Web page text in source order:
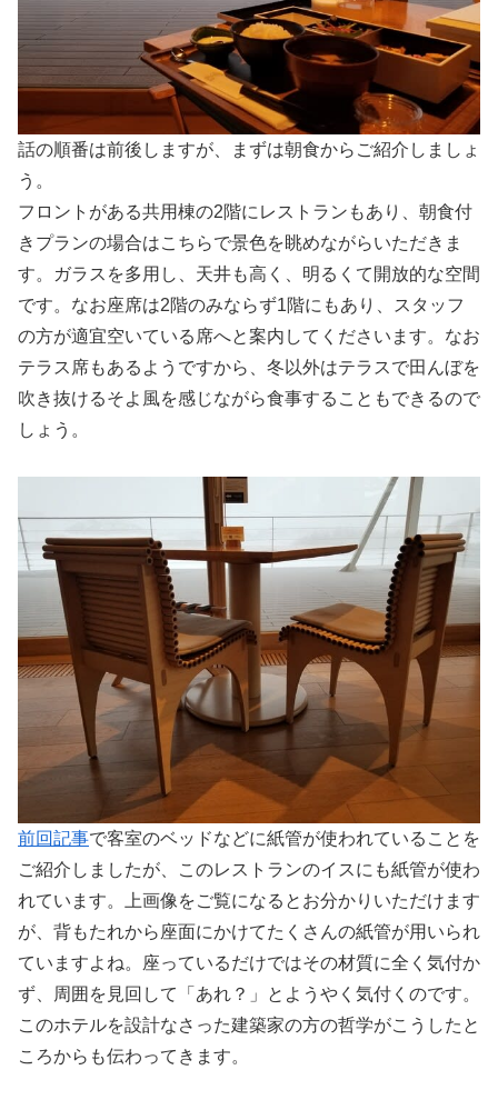
話の順番は前後しますが、まずは朝食からご紹介しましょ
う。
フロントがある共用棟の2階にレストランもあり、朝食付
きプランの場合はこちらで景色を眺めながらいただきま
す。ガラスを多用し、天井も高く、明るくて開放的な空間
です。なお座席は2階のみならず1階にもあり、スタッフ
の方が適宜空いている席へと案内してくださいます。なお
テラス席もあるようですから、冬以外はテラスで田んぼを
吹き抜けるそよ風を感じながら食事することもできるので
しょう。
前回記事で客室のベッドなどに紙管が使われていることを
ご紹介しましたが、このレストランのイスにも紙管が使わ
れています。上画像をご覧になるとお分かりいただけます
が、背もたれから座面にかけてたくさんの紙管が用いられ
ていますよね。座っているだけではその材質に全く気付か
ず、周囲を見回して「あれ？」とようやく気付くのです。
このホテルを設計なさった建築家の方の哲学がこうしたと
ころからも伝わってきます。